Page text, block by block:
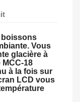
boissons
Vous
glacière à
18
à la fois sur
LCD vous